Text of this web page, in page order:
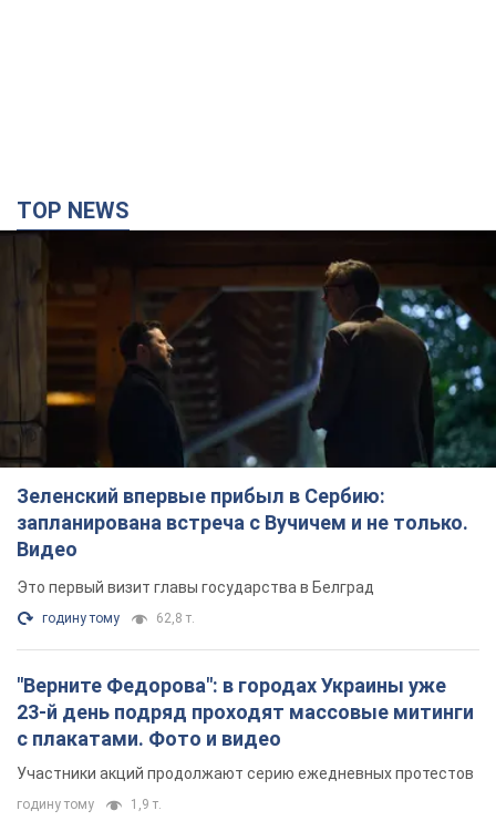
TOP NEWS
Зеленский впервые прибыл в Сербию:
запланирована встреча с Вучичем и не только.
Видео
Это первый визит главы государства в Белград
годину тому 62,8 т.
"Верните Федорова": в городах Украины уже
23-й день подряд проходят массовые митинги
с плакатами. Фото и видео
Участники акций продолжают серию ежедневных протестов
годину тому 1,9 т.